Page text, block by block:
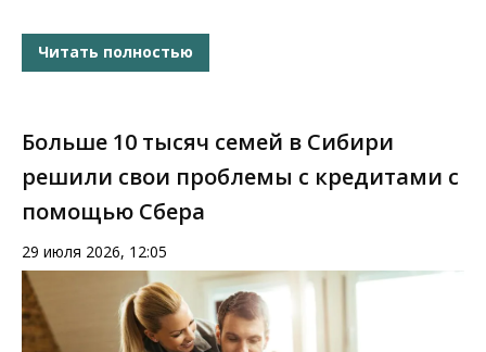
Читать полностью
Больше 10 тысяч семей в Сибири
решили свои проблемы с кредитами с
помощью Сбера
29 июля 2026, 12:05